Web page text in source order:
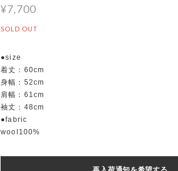
¥7,700
SOLD OUT
●size
着丈：60cm
身幅：52cm
肩幅：61cm
袖丈：48cm
●fabric
wool100%